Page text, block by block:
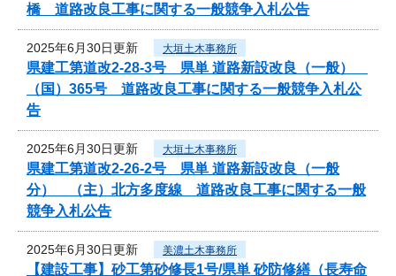
橋 道路改良工事に関する一般競争入札公告
2025年6月30日更新 大垣土木事務所
県建工第道改2-28-3号 県単 道路新設改良（一般）
（国）365号 道路改良工事に関する一般競争入札公
告
2025年6月30日更新 大垣土木事務所
県建工第道改2-26-2号 県単 道路新設改良（一般
分） （主）北方多度線 道路改良工事に関する一般
競争入札公告
2025年6月30日更新 美濃土木事務所
【建設工事】砂工第砂修長1号/県単 砂防修繕（長寿命